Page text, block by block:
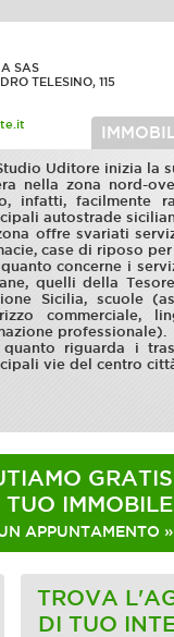
SAS
TELESINO, 115
Uditore inizia la
nella zona nord-
infatti, facilmente
autostrade
offre svariati
case di riposo
quanto concerne i
quelli della
Sicilia, scuole
commerciale,
professionale).
quanto riguarda i
vie del centro
GRATIS
TUO IMMOBILE
APPUNTAMENTO »
TROVA
DI TUO